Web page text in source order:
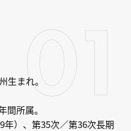
生まれ。
所属。
年）、第35次／第36次長期
01